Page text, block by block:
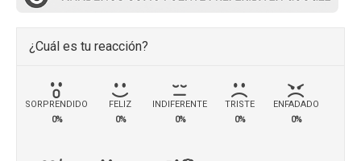
¿Cuál es tu reacción?
SORPRENDIDO
0%
FELIZ
0%
INDIFERENTE
0%
TRISTE
0%
ENFADADO
0%